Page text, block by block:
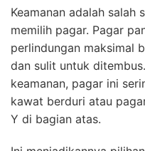
Keamanan adalah salah
memilih pagar. Pagar
perlindungan maksimal
dan sulit untuk
keamanan, pagar ini
kawat berduri atau
Y di bagian atas.